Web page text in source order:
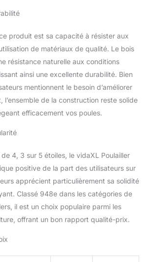
produit est sa capacité à résister aux
de matériaux de qualité. Le bois
résistance naturelle aux conditions
ainsi une excellente durabilité. Bien
mentionnent le besoin d’améliorer
l’ensemble de la construction reste solide
efficacement vos poules.
4, 3 sur 5 étoiles, le vidaXL Poulailler
positive de la part des utilisateurs sur
apprécient particulièrement sa solidité
Classé 948e dans les catégories de
il est un choix populaire parmi les
offrant un bon rapport qualité-prix.